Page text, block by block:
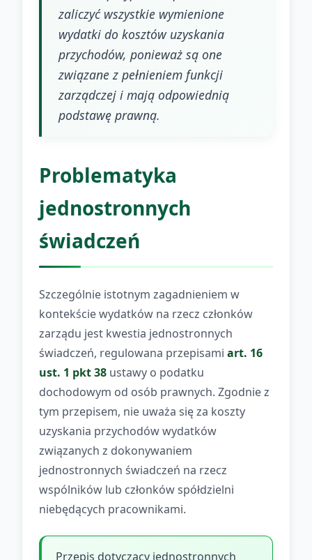
zaliczyć wszystkie wymienione
wydatki do kosztów uzyskania
przychodów, ponieważ są one
związane z pełnieniem funkcji
zarządczej i mają odpowiednią
podstawę prawną.
Problematyka
jednostronnych
świadczeń
Szczególnie istotnym zagadnieniem w
kontekście wydatków na rzecz członków
zarządu jest kwestia jednostronnych
świadczeń, regulowana przepisami art. 16
ust. 1 pkt 38 ustawy o podatku
dochodowym od osób prawnych. Zgodnie z
tym przepisem, nie uważa się za koszty
uzyskania przychodów wydatków
związanych z dokonywaniem
jednostronnych świadczeń na rzecz
wspólników lub członków spółdzielni
niebędących pracownikami.
Przepis dotyczący jednostronnych